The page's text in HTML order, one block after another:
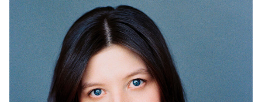
2026
"Лимитчицы. Новые серии" - Лиля, реж. Ольга
Доброва-Куликова, Ольга Кандидатова
2026
"Гудовы" (в производстве) - Оля (главная роль), реж.
Дмитрий Дьяченко, Дмитрий Грибанов
2026
"Мажор-5" (в производстве) - Янка (главная роль) ,
реж. Сергей Пикалов